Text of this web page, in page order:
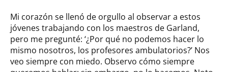
Mi corazón se llenó de orgullo al observar a estos
jóvenes trabajando con los maestros de Garland,
pero me pregunté: ‘¿Por qué no podemos hacer lo
mismo nosotros, los profesores ambulatorios?’ Nos
veo siempre con miedo. Observo cómo siempre